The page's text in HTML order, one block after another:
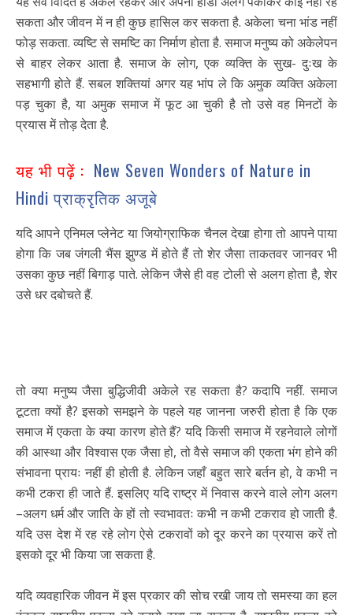
सकता और जीवन में न ही कुछ हासिल कर सकता है. अकेला चना भांड नहीं
फोड़ सकता. व्यष्टि से समष्टि का निर्माण होता है. समाज मनुष्य को अकेलेपन
से बाहर लेकर आता है. समाज के लोग, एक व्यक्ति के सुख- दुःख के
सहभागी होते हैं. सबल शक्तियां अगर यह भांप ले कि अमुक व्यक्ति अकेला
पड़ चुका है, या अमुक समाज में फूट आ चुकी है तो उसे वह मिनटों के
प्रयास में तोड़ देता है.
यह भी पढ़ें : New Seven Wonders of Nature in
Hindi प्राक्रृतिक अजूबे
यदि आपने एनिमल प्लेनेट या जियोग्राफिक चैनल देखा होगा तो आपने पाया
होगा कि जब जंगली भैंस झुण्ड में होते हैं तो शेर जैसा ताकतवर जानवर भी
उसका कुछ नहीं बिगाड़ पाते. लेकिन जैसे ही वह टोली से अलग होता है, शेर
उसे धर दबोचते हैं.
तो क्या मनुष्य जैसा बुद्धिजीवी अकेले रह सकता है? कदापि नहीं. समाज
टूटता क्यों है? इसको समझने के पहले यह जानना जरुरी होता है कि एक
समाज में एकता के क्या कारण होते हैं? यदि किसी समाज में रहनेवाले लोगों
की आस्था और विश्वास एक जैसा हो, तो वैसे समाज की एकता भंग होने की
संभावना प्रायः नहीं ही होती है. लेकिन जहाँ बहुत सारे बर्तन हो, वे कभी न
कभी टकरा ही जाते हैं. इसलिए यदि राष्ट्र में निवास करने वाले लोग अलग
–अलग धर्म और जाति के हों तो स्वभावतः कभी न कभी टकराव हो जाती है.
यदि उस देश में रह रहे लोग ऐसे टकरावों को दूर करने का प्रयास करें तो
इसको दूर भी किया जा सकता है.
यदि व्यवहारिक जीवन में इस प्रकार की सोच रखी जाय तो समस्या का हल